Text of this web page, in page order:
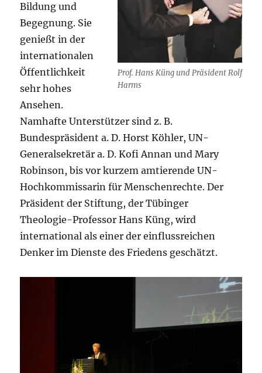
Prof. Hans Küng und Präsident Rolf
Harms
Bildung und
Begegnung. Sie
genießt in der
internationalen
Öffentlichkeit
sehr hohes
Ansehen.
Namhafte Unterstützer sind z. B.
Bundespräsident a. D. Horst Köhler, UN-
Generalsekre­tär a. D. Kofi Annan und Mary
Robinson, bis vor kurzem amtierende UN-
Hochkom­mis­sarin für Menschenrechte. Der
Präsident der Stiftung, der Tübinger
Theologie-Professor Hans Küng, wird
international als einer der einflussreichen
Denker im Dienste des Friedens geschätzt.